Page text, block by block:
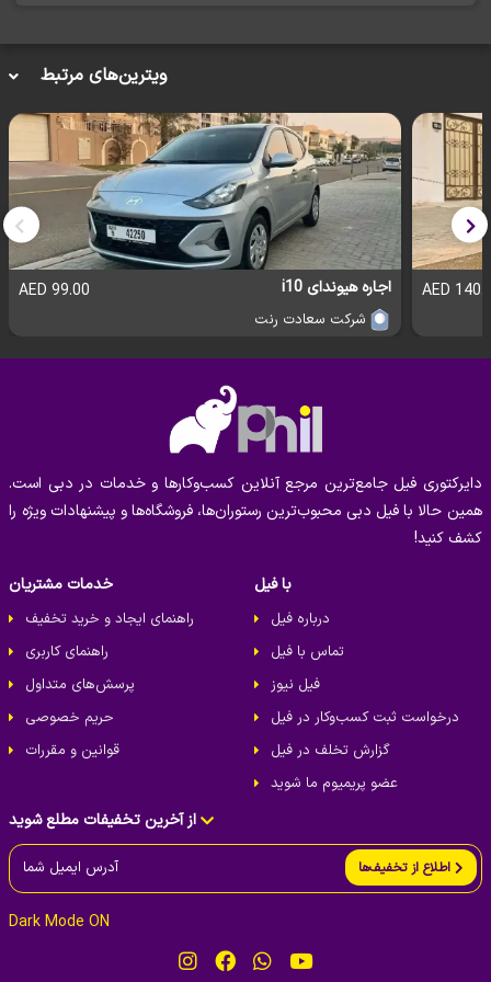
دیجیتال ۱۲.۳ اینچی و متریال باکیفیت
ترمز اضطراری، کروز کنترل
توانایی در جاده‌های مختلف:سیستم تعلیق نرم و قابلیت
عبور از مسیرهای ناهموار
🔹چرا اجاره کیا سورنتو از اجاره خودرو مولایی؟
✅ تجربه رانندگی با یک شاسی‌بلند مدرن و مجهز
✅ اجاره آسان و سریع در دبی با خدمات ۲۴ ساعته
✅ امکان اجاره با راننده یا بدون راننده
✅ شرایط منعطف و قیمت‌های رقابتی
همین حالا کیا سورنتو را رزرو کنید و از یک سفر راحت و لذت‌بخش در
جاده‌های دبی بهره‌مند شوید!
در فیل، بهترین خودروها برایخرید، فروش، اجاره و
خدمات ویژه وسایل نقلیه را پیدا کنید.
ویترین‌های مرتبط
اجاره هیوندای i10 99.00 AED
شرکت سعادت رنت
140.00
خدمات مشتریان
راهنمای ایجاد و خرید تخفیف
راهنمای کاربری
پرسش‌های متداول
حریم خصوصی
قوانین و مقررات
با فیل
درباره فیل
تماس با فیل
فیل نیوز
درخواست ثبت کسب‌و‌کار در فیل
گزارش تخلف در فیل
عضو پریمیوم ما شوید
از آخرین تخفیفات مطلع شوید
اطلاع از تخفیف‌ها
Dark Mode ON
دایرکتوری فیل جامع‌ترین مرجع آنلاین کسب‌وکارها و خدمات در دبی است.
همین حالا با فیل دبی محبوب‌ترین رستوران‌ها، فروشگاه‌ها و پیشنهادات ویژه را
کشف کنید!